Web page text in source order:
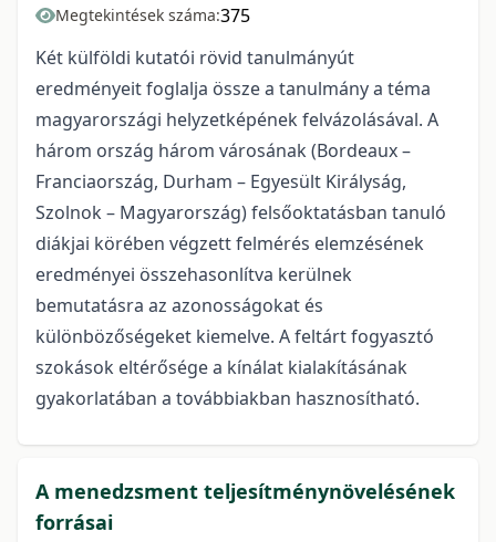
Megtekintések száma:375
Két külföldi kutatói rövid tanulmányút
eredményeit foglalja össze a tanulmány a téma
magyarországi helyzetképének felvázolásával. A
három ország három városának (Bordeaux –
Franciaország, Durham – Egyesült Királyság,
Szolnok – Magyarország) felsőoktatásban tanuló
diákjai körében végzett felmérés elemzésének
eredményei összehasonlítva kerülnek
bemutatásra az azonosságokat és
különbözőségeket kiemelve. A feltárt fogyasztó
szokások eltérősége a kínálat kialakításának
gyakorlatában a továbbiakban hasznosítható.
A menedzsment teljesítménynövelésének
forrásai